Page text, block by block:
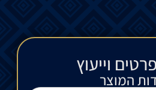
וייעוץ​
המוצר